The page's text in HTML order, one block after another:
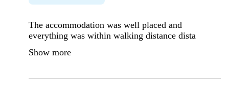
The accommodation was well placed and
everything was within walking distance dista
Show more